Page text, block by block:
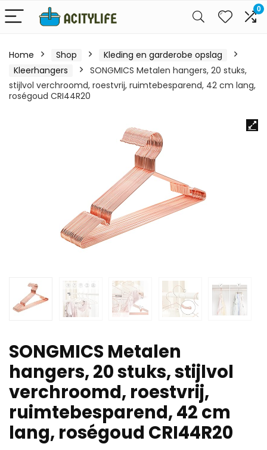
0
Home Shop
Kleding en garderobe opslag
Kleerhangers
SONGMICS Metalen hangers, 20 stuks,
stijlvol verchroomd, roestvrij, ruimtebesparend, 42 cm lang,
roségoud CRI44R20
SONGMICS Metalen
hangers, 20 stuks, stijlvol
verchroomd, roestvrij,
ruimtebesparend, 42 cm
lang, roségoud CRI44R20